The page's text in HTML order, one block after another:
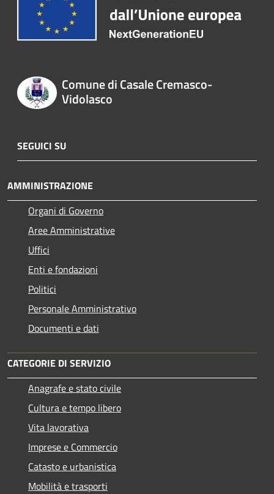
Comune di Casale Cremasco-
Vidolasco
SEGUICI SU
AMMINISTRAZIONE
Organi di Governo
Aree Amministrative
Uffici
Enti e fondazioni
Politici
Personale Amministrativo
Documenti e dati
CATEGORIE DI SERVIZIO
Anagrafe e stato civile
Cultura e tempo libero
Vita lavorativa
Imprese e Commercio
Catasto e urbanistica
Mobilità e trasporti